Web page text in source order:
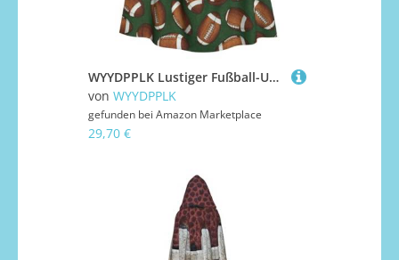
WYYDPPLK Lustiger Fußball-Umhang mit Kapuze für Erwachsene, Unisex, Halloween, Weihnachten und Ostern, Cosplay-Umhang
von WYYDPPLK
gefunden bei Amazon Marketplace
29,70 €